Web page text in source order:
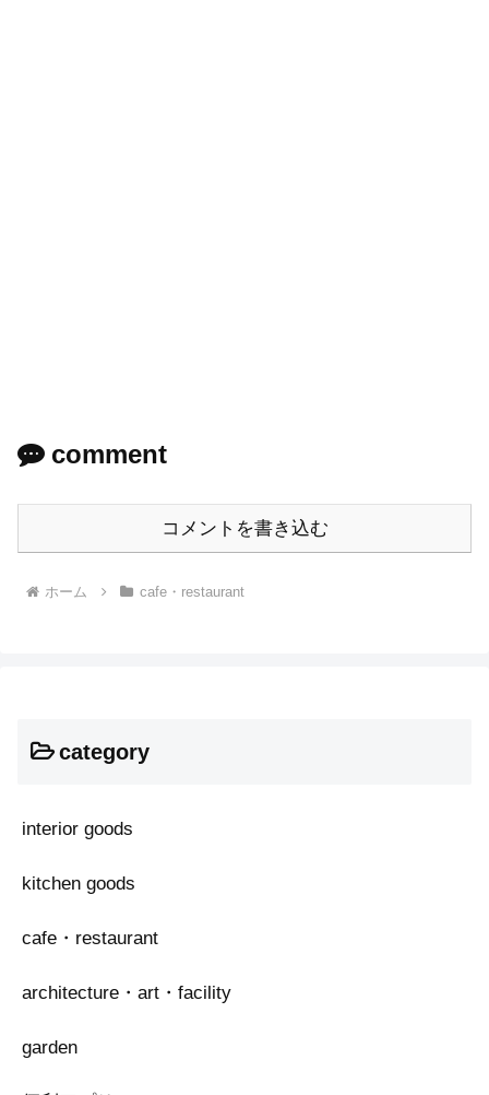
comment
コメントを書き込む
ホーム cafe・restaurant
category
interior goods
kitchen goods
cafe・restaurant
architecture・art・facility
garden